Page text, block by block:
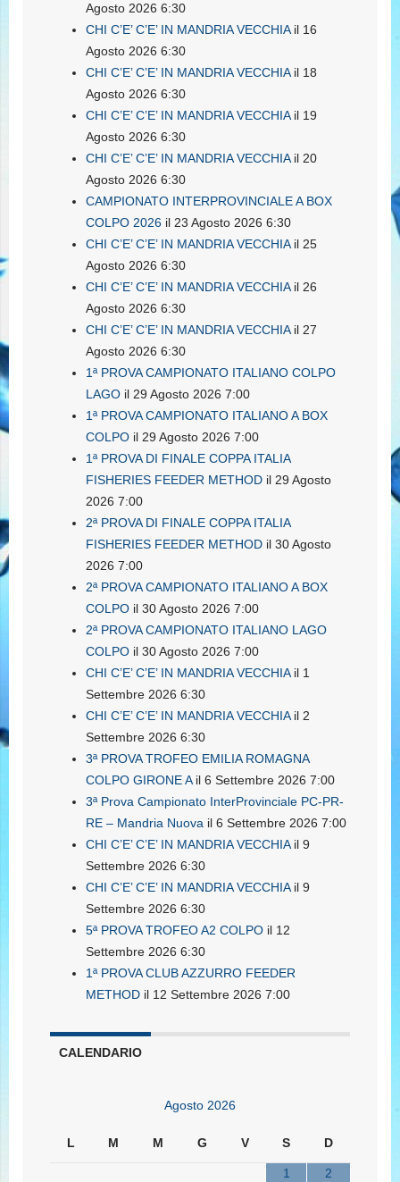
Agosto 2026 6:30
CHI C’E’ C’E’ IN MANDRIA VECCHIAil 16
Agosto 2026 6:30
CHI C’E’ C’E’ IN MANDRIA VECCHIAil 18
Agosto 2026 6:30
CHI C’E’ C’E’ IN MANDRIA VECCHIAil 19
Agosto 2026 6:30
CHI C’E’ C’E’ IN MANDRIA VECCHIAil 20
Agosto 2026 6:30
CAMPIONATO INTERPROVINCIALE A BOX
COLPO 2026 il 23 Agosto 2026 6:30
CHI C’E’ C’E’ IN MANDRIA VECCHIAil 25
Agosto 2026 6:30
CHI C’E’ C’E’ IN MANDRIA VECCHIAil 26
Agosto 2026 6:30
CHI C’E’ C’E’ IN MANDRIA VECCHIAil 27
Agosto 2026 6:30
1ª PROVA CAMPIONATO ITALIANO COLPO
LAGO il 29 Agosto 2026 7:00
1ª PROVA CAMPIONATO ITALIANO A BOX
COLPO il 29 Agosto 2026 7:00
1ª PROVA DI FINALE COPPA ITALIA
FISHERIES FEEDER METHOD il 29 Agosto
2026 7:00
2ª PROVA DI FINALE COPPA ITALIA
FISHERIES FEEDER METHOD il 30 Agosto
2026 7:00
2ª PROVA CAMPIONATO ITALIANO A BOX
COLPO il 30 Agosto 2026 7:00
2ª PROVA CAMPIONATO ITALIANO LAGO
COLPO il 30 Agosto 2026 7:00
CHI C’E’ C’E’ IN MANDRIA VECCHIAil 1
Settembre 2026 6:30
CHI C’E’ C’E’ IN MANDRIA VECCHIAil 2
Settembre 2026 6:30
3ª PROVA TROFEO EMILIA ROMAGNA
COLPO GIRONE Ail 6 Settembre 2026 7:00
3ª Prova Campionato InterProvinciale PC-PR-
RE – Mandria Nuova il 6 Settembre 2026 7:00
CHI C’E’ C’E’ IN MANDRIA VECCHIAil 9
Settembre 2026 6:30
CHI C’E’ C’E’ IN MANDRIA VECCHIAil 9
Settembre 2026 6:30
5ª PROVA TROFEO A2 COLPO il 12
Settembre 2026 6:30
1ª PROVA CLUB AZZURRO FEEDER
METHOD il 12 Settembre 2026 7:00
CALENDARIO
Agosto 2026
L M M G V S D
1
2